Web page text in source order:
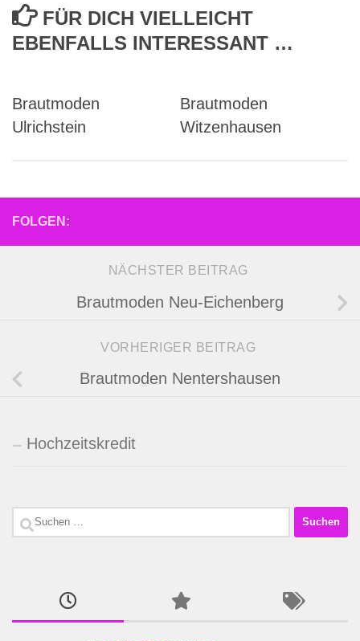
FÜR DICH VIELLEICHT
EBENFALLS INTERESSANT …
Brautmoden
Ulrichstein
Brautmoden
Witzenhausen
FOLGEN:
NÄCHSTER BEITRAG
Brautmoden Neu-Eichenberg
VORHERIGER BEITRAG
Brautmoden Nentershausen
Hochzeitskredit
Suchen